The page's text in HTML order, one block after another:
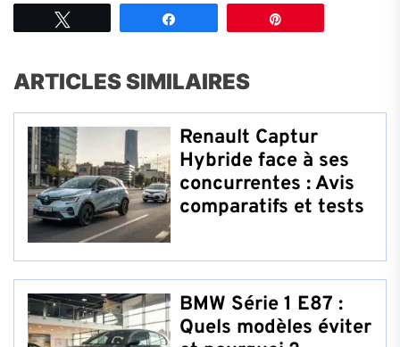
ARTICLES SIMILAIRES
Renault Captur
Hybride face à ses
concurrentes : Avis
comparatifs et tests
BMW Série 1 E87 :
Quels modèles éviter